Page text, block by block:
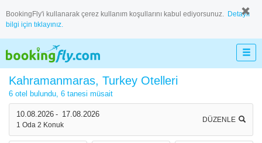
BookingFly'i kullanarak çerez kullanım koşullarını kabul ediyorsunuz. Detaylı
bilgi için tıklayınız.
10.08.2026 - 17.08.2026
1 Oda 2 Konuk
DÜZENLE
Kahramanmaras, Turkey Otelleri
6 otel bulundu, 6 tanesi müsait